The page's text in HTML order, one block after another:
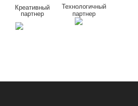
Технологичный
партнер
Креативный
партнер